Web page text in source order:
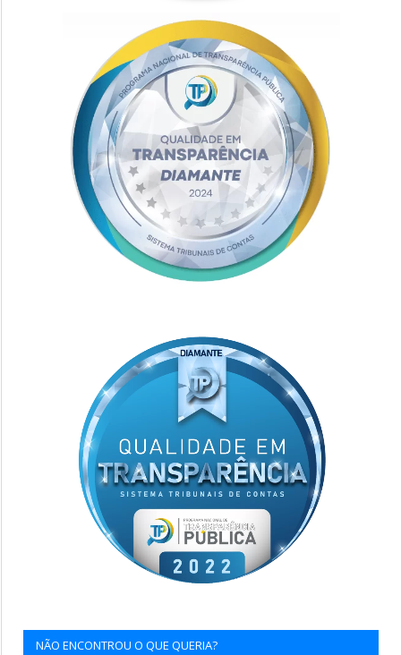
NÃO ENCONTROU O QUE QUERIA?